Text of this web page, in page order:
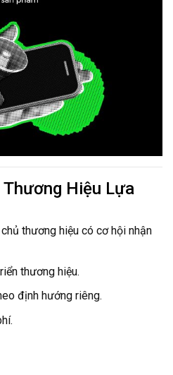
Hiệu Lựa
thương hiệu có cơ hội nhận
thương hiệu.
định hướng riêng.